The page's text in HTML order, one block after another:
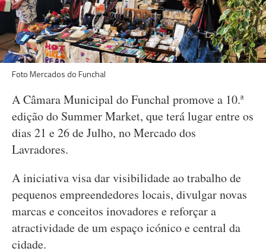
Foto Mercados do Funchal
A Câmara Municipal do Funchal promove a 10.ª
edição do Summer Market, que terá lugar entre os
dias 21 e 26 de Julho, no Mercado dos
Lavradores.
A iniciativa visa dar visibilidade ao trabalho de
pequenos empreendedores locais, divulgar novas
marcas e conceitos inovadores e reforçar a
atractividade de um espaço icónico e central da
cidade.